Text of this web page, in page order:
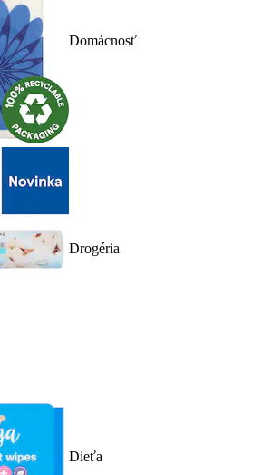
Domácnosť
Drogéria
Dieťa